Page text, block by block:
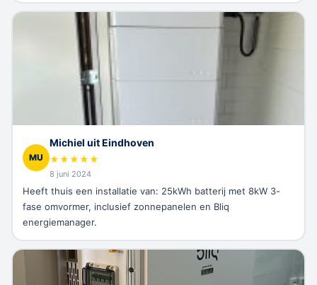
MU
Michiel uit Eindhoven
★★★★★
8 juni 2024
Heeft thuis een installatie van: 25kWh batterij met 8kW 3-
fase omvormer, inclusief zonnepanelen en Bliq
energiemanager.